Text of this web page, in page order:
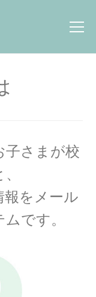
子さまが校
をメール
です。